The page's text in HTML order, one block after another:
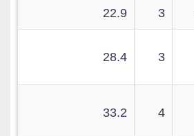
3
22.9
3
28.4
4
33.2